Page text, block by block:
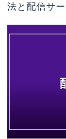
法と配信サ